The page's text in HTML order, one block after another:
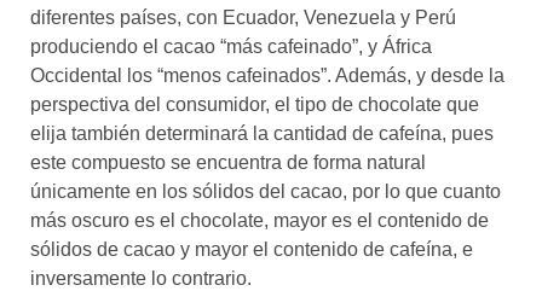
diferentes países, con Ecuador, Venezuela y Perú
produciendo el cacao “más cafeinado”, y África
Occidental los “menos cafeinados”. Además, y desde la
perspectiva del consumidor, el tipo de chocolate que
elija también determinará la cantidad de cafeína, pues
este compuesto se encuentra de forma natural
únicamente en los sólidos del cacao, por lo que cuanto
más oscuro es el chocolate, mayor es el contenido de
sólidos de cacao y mayor el contenido de cafeína, e
inversamente lo contrario.